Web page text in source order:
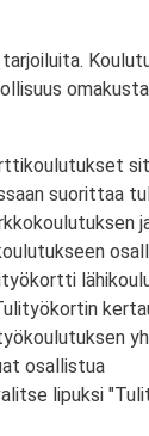
suorittaa
osallistua
lipuksi